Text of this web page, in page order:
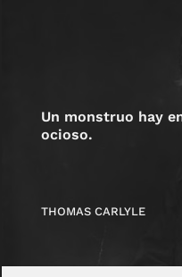
Un monstruo hay
ocioso.
THOMAS CARLYLE